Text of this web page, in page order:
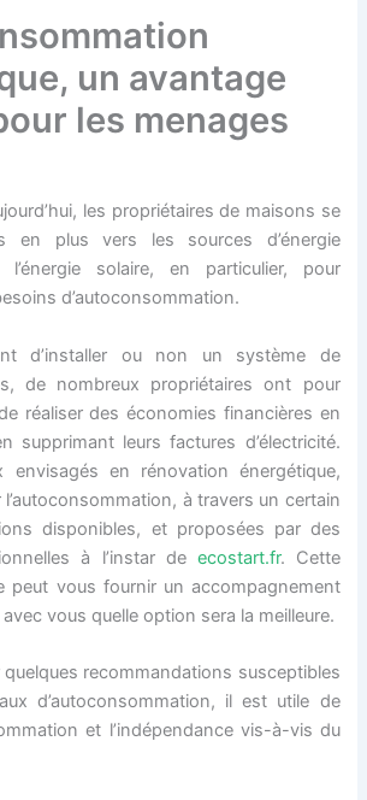
un avantage
les menages
les propriétaires de maisons se
en plus vers les sources d’énergie
l’énergie solaire, en particulier, pour
d’autoconsommation.
d’installer ou non un système de
de nombreux propriétaires ont pour
réaliser des économies financières en
supprimant leurs factures d’électricité.
envisagés en rénovation énergétique,
à travers un certain
disponibles, et proposées par des
à l’instar de ecostart.fr. Cette
peut vous fournir un accompagnement
vous quelle option sera la meilleure.
recommandations susceptibles
d’autoconsommation, il est utile de
et l’indépendance vis-à-vis du